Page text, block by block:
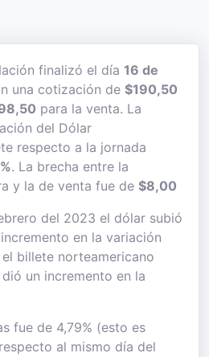
finalizó el día 16 de
una cotización de $190,50
para la venta. La
del Dólar
respecto a la jornada
. La brecha entre la
y la de venta fue de $8,00
del 2023 el dólar subió
en la variación
billete norteamericano
un incremento en la
fue de 4,79% (esto es
al mismo día del